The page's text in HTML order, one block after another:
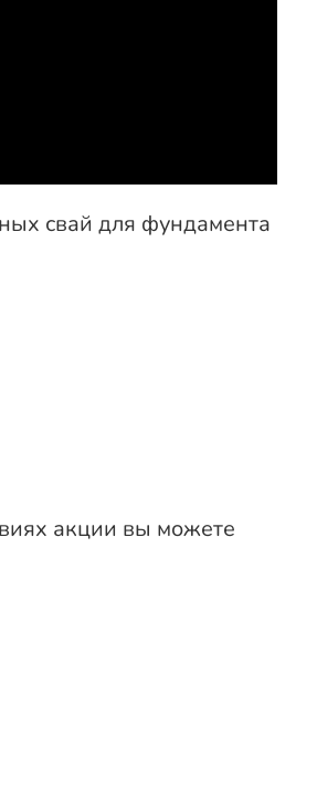
свай для фундамента
акции вы можете